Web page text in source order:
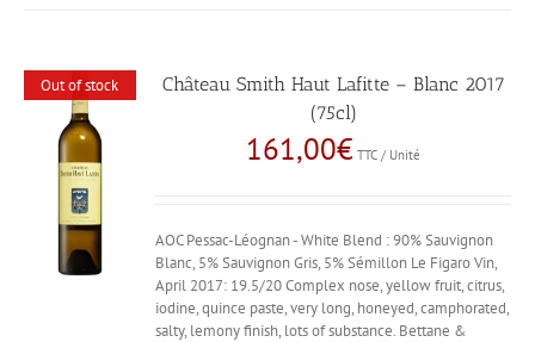
Out of stock
Château Smith Haut Lafitte – Blanc 2017
(75cl)
161,00€ TTC / Unité
AOC Pessac-Léognan - White Blend : 90% Sauvignon
Blanc, 5% Sauvignon Gris, 5% Sémillon Le Figaro Vin,
April 2017: 19.5/20 Complex nose, yellow fruit, citrus,
iodine, quince paste, very long, honeyed, camphorated,
salty, lemony finish, lots of substance. Bettane &